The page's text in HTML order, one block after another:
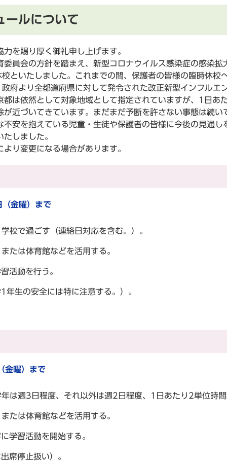
ールについて
を賜り厚く御礼申し上げます。
員会の方針を踏まえ、新型コロナウイルス感染症の感染拡
といたしました。これまでの間、保護者の皆様の臨時休校
より全都道府県に対して発令された改正新型インフルエ
は依然として対象地域として指定されていますが、1日あ
近づいてきています。まだまだ予断を許さない事態は続
安を抱えている児童・生徒や保護者の皆様に今後の見通
しました。
り変更になる場合があります。
金曜）まで
校で過ごす（連絡日対応を含む。）。
たは体育館などを活用する。
活動を行う。
生の安全には特に注意する。）。
曜）まで
は週3日程度、それ以外は週2日程度、1日あたり2単位時
たは体育館などを活用する。
学習活動を開始する。
席停止扱い）。